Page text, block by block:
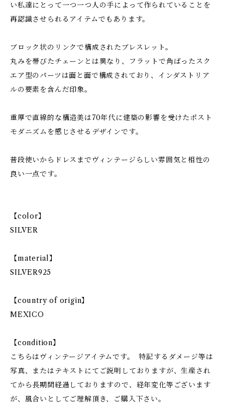
い私達にとって一つ一つ人の手によって作られていることを
再認識させられるアイテムでもあります。
ブロック状のリンクで構成されたブレスレット。
丸みを帯びたチェーンとは異なり、フラットで角ばったスク
エア型のパーツは面と面で構成されており、インダストリア
ルの要素を含んだ印象。
重厚で直線的な構造美は70年代に建築の影響を受けたポスト
モダニズムを感じさせるデザインです。
普段使いからドレスまでヴィンテージらしい雰囲気と相性の
良い一点です。
【color】
SILVER
【material】
SILVER925
【country of origin】
MEXICO
【condition】
こちらはヴィンテージアイテムです。 特記するダメージ等は
写真、またはテキストにてご説明しておりますが、生産され
てから長期間経過しておりますので、経年変化等ございます
が、風合いとしてご理解頂き、ご購入下さい。